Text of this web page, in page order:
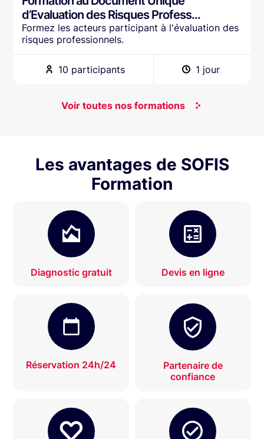
d’Evaluation des Risques Profess...
Formez les acteurs participant à l'évaluation des
risques professionnels.
10 participants 1 jour
Voir toutes nos formations
Les avantages de SOFIS
Formation
Diagnostic gratuit Devis en ligne
Réservation 24h/24
Partenaire de
confiance